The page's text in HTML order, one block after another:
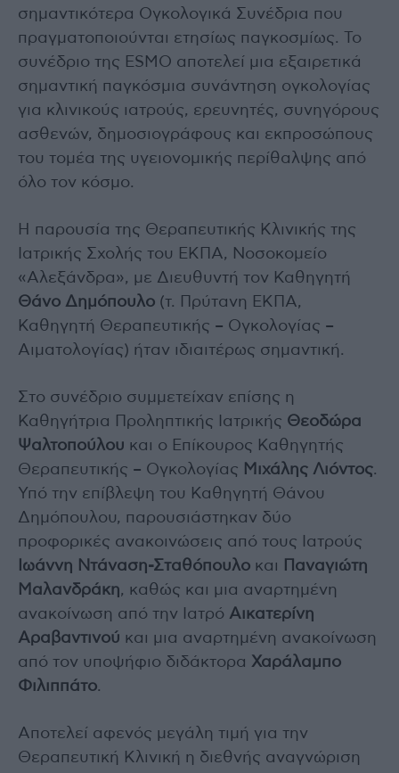
σημαντικότερα Ογκολογικά Συνέδρια που
πραγματοποιούνται ετησίως παγκοσμίως. Το
συνέδριο της ESMO αποτελεί μια εξαιρετικά
σημαντική παγκόσμια συνάντηση ογκολογίας
για κλινικούς ιατρούς, ερευνητές, συνηγόρους
ασθενών, δημοσιογράφους και εκπροσώπους
του τομέα της υγειονομικής περίθαλψης από
όλο τον κόσμο.
Η παρουσία της Θεραπευτικής Κλινικής της
Ιατρικής Σχολής του ΕΚΠΑ, Νοσοκομείο
«Αλεξάνδρα», με Διευθυντή τον Καθηγητή
Θάνο Δημόπουλο (τ. Πρύτανη ΕΚΠΑ,
Καθηγητή Θεραπευτικής – Ογκολογίας –
Αιματολογίας) ήταν ιδιαιτέρως σημαντική.
Στο συνέδριο συμμετείχαν επίσης η
Καθηγήτρια Προληπτικής Ιατρικής Θεοδώρα
Ψαλτοπούλου και ο Επίκουρος Καθηγητής
Θεραπευτικής – Ογκολογίας Μιχάλης Λιόντος.
Υπό την επίβλεψη του Καθηγητή Θάνου
Δημόπουλου, παρουσιάστηκαν δύο
προφορικές ανακοινώσεις από τους Ιατρούς
Ιωάννη Ντάναση-Σταθόπουλο και
Παναγιώτη
Μαλανδράκη, καθώς και μια αναρτημένη
ανακοίνωση από την Ιατρό Αικατερίνη
Αραβαντινού και μια αναρτημένη ανακοίνωση
από τον υποψήφιο διδάκτορα Χαράλαμπο
Φιλιππάτο.
Αποτελεί αφενός μεγάλη τιμή για την
Θεραπευτική Κλινική η διεθνής αναγνώριση